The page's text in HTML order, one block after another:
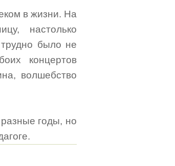
в жизни. На
настолько
было не
концертов
волшебство
годы, но